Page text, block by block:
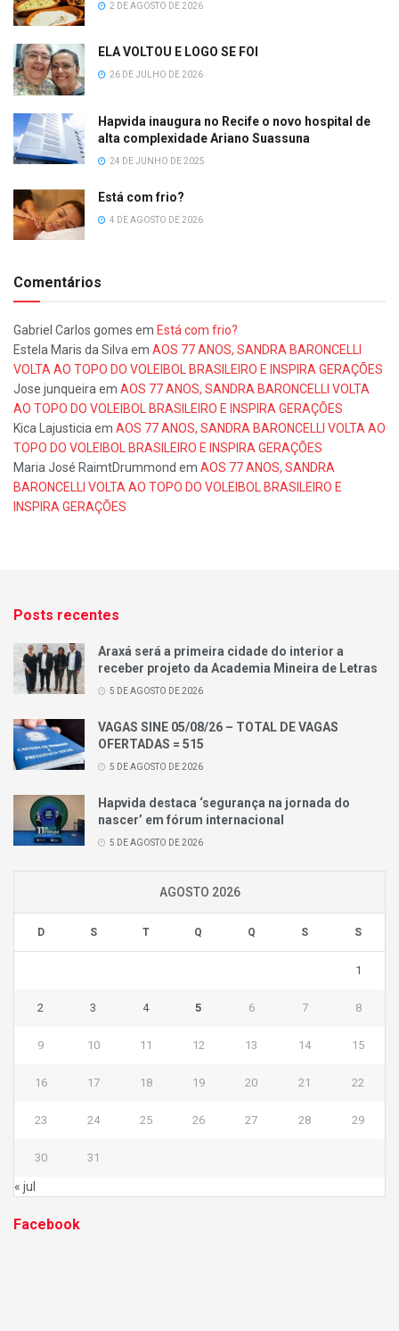
2 DE AGOSTO DE 2026
ELA VOLTOU E LOGO SE FOI
26 DE JULHO DE 2026
Hapvida inaugura no Recife o novo hospital de
alta complexidade Ariano Suassuna
24 DE JUNHO DE 2025
Está com frio?
4 DE AGOSTO DE 2026
Comentários
Gabriel Carlos gomes em Está com frio?
Estela Maris da Silva em AOS 77 ANOS, SANDRA BARONCELLI
VOLTA AO TOPO DO VOLEIBOL BRASILEIRO E INSPIRA GERAÇÕES
Jose junqueira em AOS 77 ANOS, SANDRA BARONCELLI VOLTA
AO TOPO DO VOLEIBOL BRASILEIRO E INSPIRA GERAÇÕES
Kica Lajusticia em AOS 77 ANOS, SANDRA BARONCELLI VOLTA AO
TOPO DO VOLEIBOL BRASILEIRO E INSPIRA GERAÇÕES
Maria José RaimtDrummond em AOS 77 ANOS, SANDRA
BARONCELLI VOLTA AO TOPO DO VOLEIBOL BRASILEIRO E
INSPIRA GERAÇÕES
Posts recentes
Araxá será a primeira cidade do interior a
receber projeto da Academia Mineira de Letras
5 DE AGOSTO DE 2026
VAGAS SINE 05/08/26 – TOTAL DE VAGAS
OFERTADAS = 515
5 DE AGOSTO DE 2026
Hapvida destaca ‘segurança na jornada do
nascer’ em fórum internacional
5 DE AGOSTO DE 2026
AGOSTO 2026
D S T Q Q S S
1
2 3 4 5 6 7 8
9 10 11 12 13 14 15
16 17 18 19 20 21 22
23 24 25 26 27 28 29
30 31
« jul
Facebook